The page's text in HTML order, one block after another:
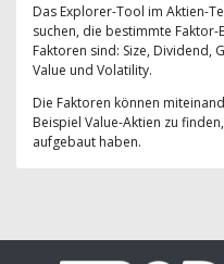
Das Explorer-Tool im Aktien-
suchen, die bestimmte Faktor-
Faktoren sind: Size, Dividend,
Value und Volatility.
Die Faktoren können
Beispiel Value-Aktien zu
aufgebaut haben.